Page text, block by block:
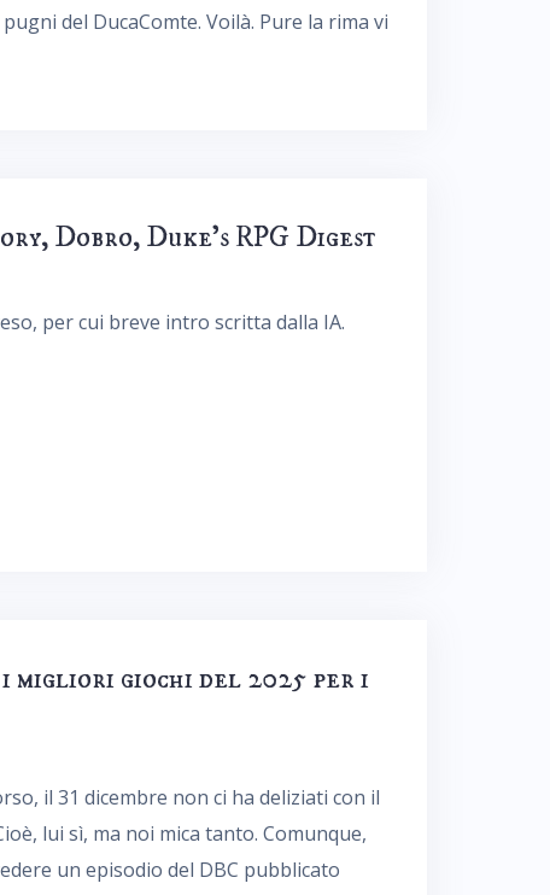
del DucaComte. Voilà. Pure la rima vi
Dobro, Duke’s RPG Digest
per cui breve intro scritta dalla IA.
i migliori giochi del 2025 per i
il 31 dicembre non ci ha deliziati con il
lui sì, ma noi mica tanto. Comunque,
un episodio del DBC pubblicato